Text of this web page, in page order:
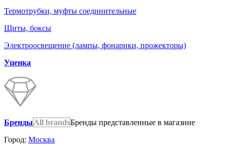
Термотрубки, муфты соединительные
Щиты, боксы
Электроосвещение (лампы, фонарики, прожекторы)
Уценка
БрендыAll brandsБренды представленные в магазине
Город: Москва